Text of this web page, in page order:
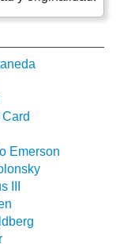
Emerson
III